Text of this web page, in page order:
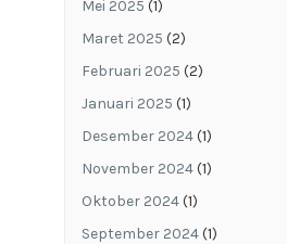
Mei 2025 (1)
Maret 2025 (2)
Februari 2025 (2)
Januari 2025 (1)
Desember 2024(1)
November 2024(1)
Oktober 2024(1)
September 2024(1)